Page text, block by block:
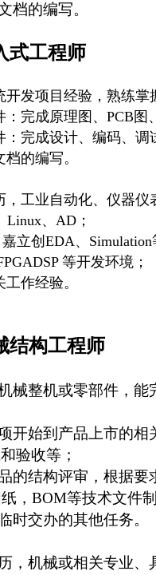
档的编写。
式工程师
发项目经验，熟练掌
：完成原理图、 PCB图
：完成设计、编码、调
档的编写。
工业自动化、仪器仪
、AD；
立创EDA、
等开发环境；
作经验。
结构工程师
械整机或零部件，
开始到产品上市的
验收等；
的结构评审，根据要
， BOM等技术文件
时交办的其他任务。
，机械或相关专业、